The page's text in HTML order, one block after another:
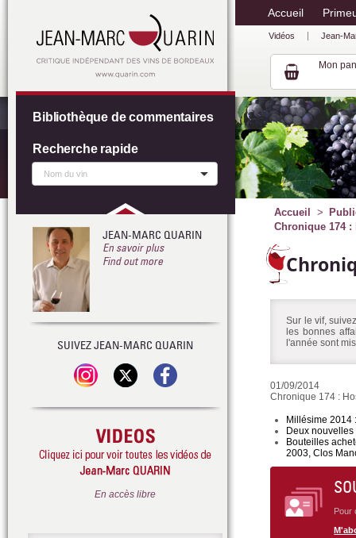
Accueil
Vidéos Jean-
Mon
Accueil
Chronique 174 :
Sur le vif,
les bonnes
l'année sont
01/09/2014
Chronique 174 :
Millésime 2014
Deux
Bouteilles
2003, Clos
Pour
Bibliothèque de commentaires
Recherche rapide
JEAN-MARC QUARIN
En savoir plus
Find out more
SUIVEZ JEAN-MARC QUARIN
En accès libre